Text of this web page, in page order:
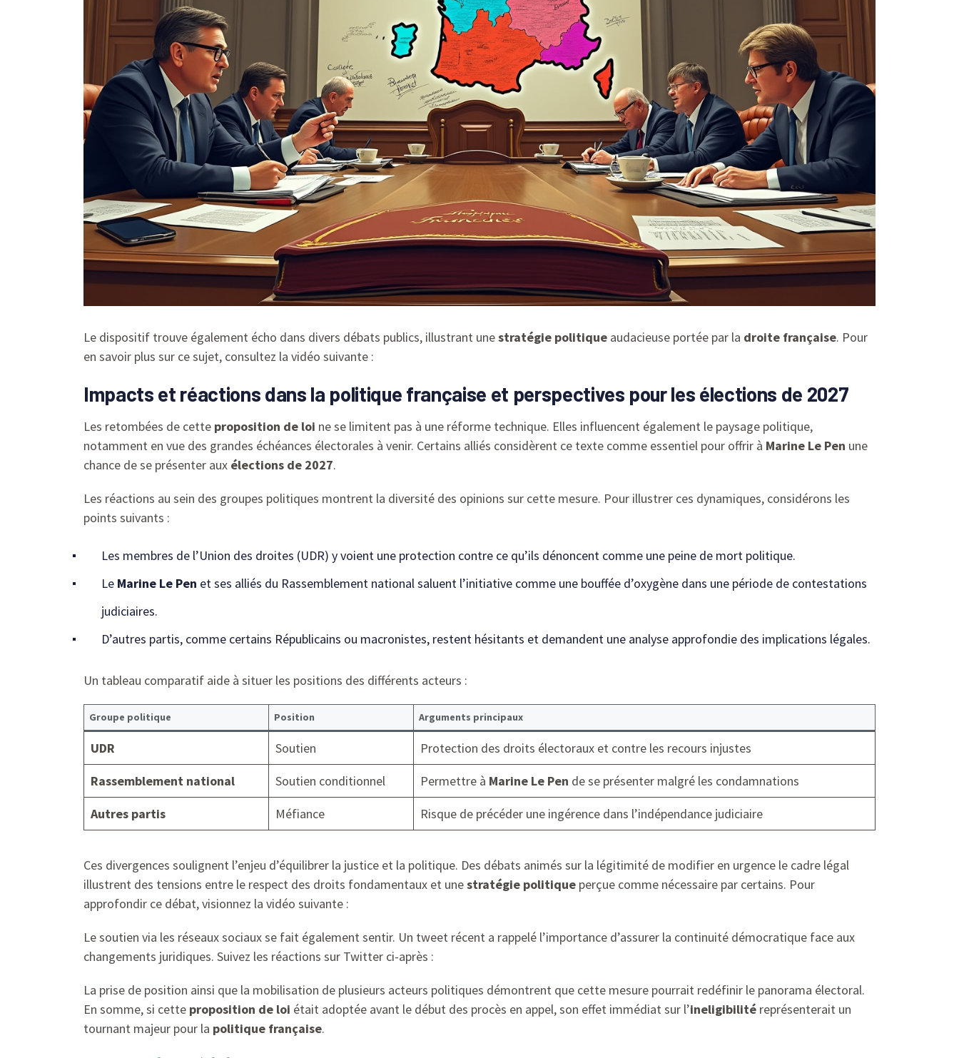
Le dispositif trouve également écho dans divers débats publics, illustrant unestratégie politique audacieuse portée par la droite française. Pour
en savoir plus sur ce sujet, consultez la vidéo suivante :
Impacts et réactions dans la politique française et perspectives pour les élections de 2027
Les retombées de cette proposition de loi ne se limitent pas à une réforme technique. Elles influencent également le paysage politique,
notamment en vue des grandes échéances électorales à venir. Certains alliés considèrent ce texte comme essentiel pour offrir à Marine Le Pen une
chance de se présenter aux élections de 2027.
Les réactions au sein des groupes politiques montrent la diversité des opinions sur cette mesure. Pour illustrer ces dynamiques, considérons les
points suivants :
Les membres de l’Union des droites (UDR) y voient une protection contre ce qu’ils dénoncent comme une peine de mort politique.
Le Marine Le Pen et ses alliés du Rassemblement national saluent l’initiative comme une bouffée d’oxygène dans une période de contestations
judiciaires.
D’autres partis, comme certains Républicains ou macronistes, restent hésitants et demandent une analyse approfondie des implications légales.
Un tableau comparatif aide à situer les positions des différents acteurs :
Groupe politique Position Arguments principaux
UDR Soutien
Protection des droits électoraux et contre les recours injustes
Rassemblement national
Soutien conditionnel Permettre à Marine Le Pen de se présenter malgré les condamnations
Autres partis
Méfiance Risque de précéder une ingérence dans l’indépendance judiciaire
Ces divergences soulignent l’enjeu d’équilibrer la justice et la politique. Des débats animés sur la légitimité de modifier en urgence le cadre légal
illustrent des tensions entre le respect des droits fondamentaux et unestratégie politique perçue comme nécessaire par certains. Pour
approfondir ce débat, visionnez la vidéo suivante :
Le soutien via les réseaux sociaux se fait également sentir. Un tweet récent a rappelé l’importance d’assurer la continuité démocratique face aux
changements juridiques. Suivez les réactions sur Twitter ci-après :
La prise de position ainsi que la mobilisation de plusieurs acteurs politiques démontrent que cette mesure pourrait redéfinir le panorama électoral.
En somme, si cette proposition de loi était adoptée avant le début des procès en appel, son effet immédiat sur l’ineligibilité représenterait un
tournant majeur pour la politique française.